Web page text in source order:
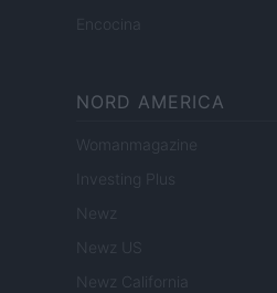
Encocina
NORD AMERICA
Womanmagazine
Investing Plus
Newz
Newz US
Newz California